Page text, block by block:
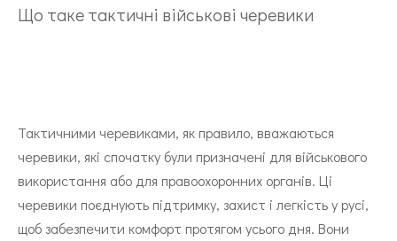
Що таке тактичні військові черевики
Тактичними черевиками, як правило, вважаються
черевики, які спочатку були призначені для військового
використання або для правоохоронних органів. Ці
черевики поєднують підтримку, захист і легкість у русі,
щоб забезпечити комфорт протягом усього дня. Вони